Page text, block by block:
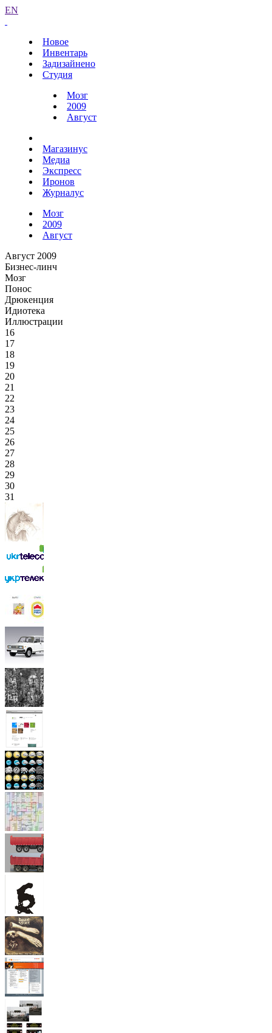
EN
Новое
Инвентарь
Задизайнено
Студия
Мозг
2009
Август
Магазинус
Медиа
Экспресс
Иронов
Журналус
Мозг
2009
Август
Август 2009
Бизнес-линч
Мозг
Понос
Дрюкенция
Идиотека
Иллюстрации
16
17
18
19
20
21
22
23
24
25
26
27
28
29
30
31